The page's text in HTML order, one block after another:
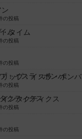
の投稿
タイム
の投稿
の投稿
ップ：イスラ・ボンバ
の投稿
ンタクティクス
の投稿
の投稿